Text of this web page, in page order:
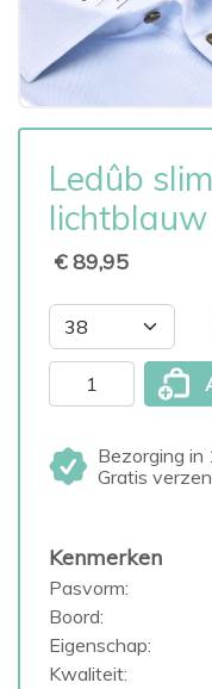
Ledûb
lichtblauw
€ 89,95
Bezorging
Gratis
Kenmerken
Pasvorm:
Boord:
Eigenschap:
Kwaliteit: